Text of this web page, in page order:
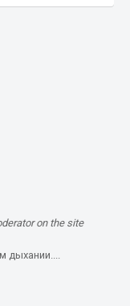
on the site
дыхании....